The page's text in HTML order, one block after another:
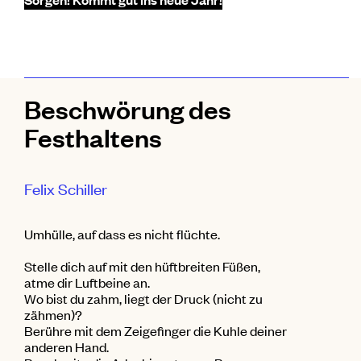
Beschwörung des
Festhaltens
Felix Schiller
Umhülle, auf dass es nicht flüchte.
Stelle dich auf mit den hüftbreiten Füßen,
atme dir Luftbeine an.
Wo bist du zahm, liegt der Druck (nicht zu
zähmen)?
Berühre mit dem Zeigefinger die Kuhle deiner
anderen Hand.